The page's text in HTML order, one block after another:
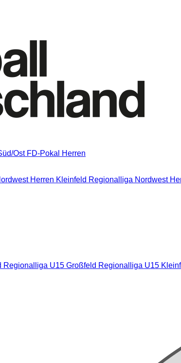
Ost FD-Pokal Herren
Herren Kleinfeld Regionalliga Nordwest
Regionalliga U15 Großfeld Regionalliga U15